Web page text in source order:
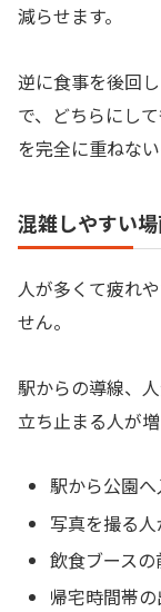
減らせます。
逆に食事を後回
で、どちらにし
を完全に重ねな
混雑しやすい
人が多くて疲れ
せん。
駅からの導線、
立ち止まる人が
駅から公園
写真を撮る
飲食ブースの
帰宅時間帯